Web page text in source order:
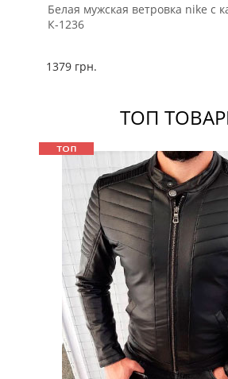
Белая мужская ветровка nike с
К-1236
1379 грн.
ТОП